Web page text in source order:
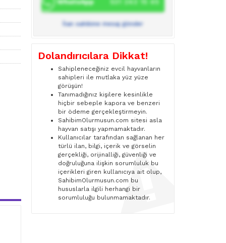
İlan sahibine mesaj gönder
Dolandırıcılara Dikkat!
Sahipleneceğiniz evcil hayvanların
sahipleri ile mutlaka yüz yüze
görüşün!
Tanımadığınız kişilere kesinlikle
hiçbir sebeple kapora ve benzeri
bir ödeme gerçekleştirmeyin.
SahibimOlurmusun.com sitesi asla
hayvan satışı yapmamaktadır.
Kullanıcılar tarafından sağlanan her
türlü ilan, bilgi, içerik ve görselin
gerçekliği, orijinalliği, güvenliği ve
doğruluğuna ilişkin sorumluluk bu
içerikleri giren kullanıcıya ait olup,
SahibimOlurmusun.com bu
hususlarla ilgili herhangi bir
sorumluluğu bulunmamaktadır.